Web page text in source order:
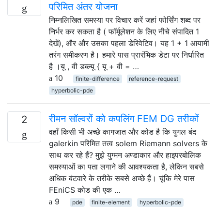
परिमित अंतर योजना
निम्नलिखित समस्या पर विचार करें जहां फोर्सिंग शब्द पर
निर्भर कर सकता है ( फॉर्मूलेशन के लिए नीचे संपादित 1
देखें), और और उसका पहला डेरिवेटिव। यह 1 + 1 आयामी
तरंग समीकरण है। हमारे पास प्रारंभिक डेटा पर निर्धारित
है ।यू , वी डब्ल्यू { यू + वी = …
10
finite-difference
reference-request
hyperbolic-pde
2 रीमन सॉल्वरों को कपलिंग FEM DG तरीकों
वहाँ किसी भी अच्छे कागजात और कोड है कि युगल बंद
galerkin परिमित तत्व solem Riemann solvers के
साथ कर रहे हैं? मुझे युग्मन अण्डाकार और हाइपरबोलिक
समस्याओं का पता लगाने की आवश्यकता है, लेकिन सबसे
अधिक बंटवारे के तरीके सबसे अच्छे हैं। चूंकि मेरे पास
FEniCS कोड की एक …
9
pde finite-element hyperbolic-pde